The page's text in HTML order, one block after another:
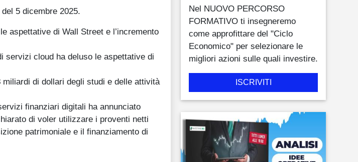
5 dicembre 2025.
aspettative di Wall Street e l’incremento
servizi cloud ha deluso le aspettative di
di dollari degli studi e delle attività
finanziari digitali ha annunciato
di voler utilizzare i proventi netti
patrimoniale e il finanziamento di
Nel NUOVO PERCORSO
FORMATIVO ti insegneremo
come approfittare del "Ciclo
Economico" per selezionare le
migliori azioni sulle quali investire.
ISCRIVITI